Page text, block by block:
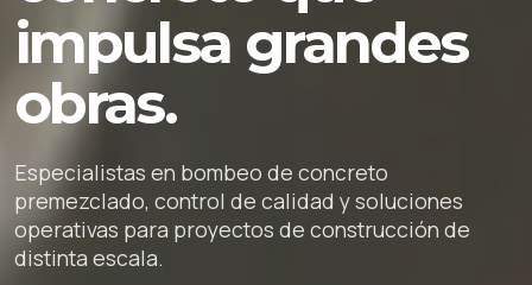
impulsa grandes
obras.
Especialistas en bombeo de concreto
premezclado, control de calidad y soluciones
operativas para proyectos de construcción de
distinta escala.